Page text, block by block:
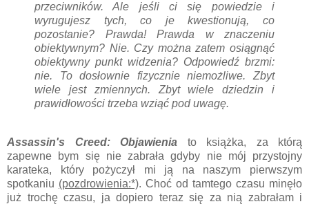
przeciwników. Ale jeśli ci się powiedzie i
wyrugujesz tych, co je kwestionują, co
pozostanie? Prawda! Prawda w znaczeniu
obiektywnym? Nie. Czy można zatem osiągnąć
obiektywny punkt widzenia? Odpowiedź brzmi:
nie. To dosłownie fizycznie niemożliwe. Zbyt
wiele jest zmiennych. Zbyt wiele dziedzin i
prawidłowości trzeba wziąć pod uwagę.
Assassin's Creed: Objawienia to książka, za którą
zapewne bym się nie zabrała gdyby nie mój przystojny
karateka, który pożyczył mi ją na naszym pierwszym
spotkaniu (pozdrowienia:*). Choć od tamtego czasu minęło
już trochę czasu, ja dopiero teraz się za nią zabrałam i